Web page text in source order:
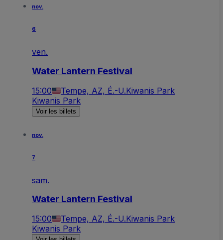
nov.
6
ven.
Water Lantern Festival
15:00 Tempe, AZ, É.-U.Kiwanis Park
Kiwanis Park
Voir les billets
nov.
7
sam.
Water Lantern Festival
15:00 Tempe, AZ, É.-U.Kiwanis Park
Kiwanis Park